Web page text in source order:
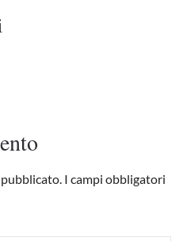
I campi obbligatori